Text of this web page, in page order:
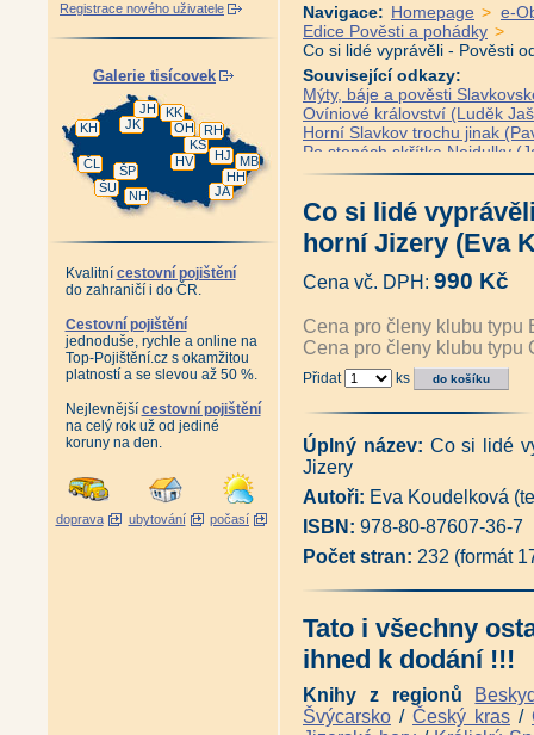
Registrace nového uživatele
Galerie tisícovek
JA
HH
MB
HJ
HV
NH
KS
RH
ŠP
ŠU
OH
JK
KK
ČL
JH
KH
Kvalitní cestovní pojištění
do zahraničí i do ČR.
Cestovní pojištění
jednoduše, rychle a online na
Top-Pojištění.cz s okamžitou
platností a se slevou až 50 %.
Nejlevnější cestovní pojištění
na celý rok už od jediné
koruny na den.
doprava ubytování počasí
Navigace: Homepage > e-
Edice Pověsti a pohádky >
Co si lidé vyprávěli - Pověsti
Související odkazy:
Mýty, báje a pověsti
Ovíniové království (Luděk
Horní Slavkov trochu jinak
Po stopách skřítka Nejdulky
Pověsti Kraslicka (Václav
Pověsti z kraje pod Vladařem
Památky Karlovarského
Kadaňsko - Kraj
Houbařův sen - Pohádky
Krakonoš a pohádky z hor
Antikvariát - Krakonošovo
Krkonošské pohádky (Marie
Jak Krakonoš s
Strašidla a čarování v
Krkonošské poudačky
Krkonošské koření (František
Krakonošoviny (Klára
Moje knížka o Krakonošovi
Antikvariát - Pověsti jílovské
Antikvariát - Čerti na Ještědu
Antikvariát - O pokladech a
Příběhy z Orlických hor v
Vůz hrůzy, smrti - Strašidelné
Pověsti a Báje z Pardubicka
Báje, mýty a pověsti (Jiří
Pověsti Lužických hor - díl 1.
Pověsti Lužických hor - díl 2.
Antikvariát - Pověsti českých
Co si lidé
horní Jizery (Eva
Cena vč. DPH: 990 Kč
Cena pro členy klubu typu
Cena pro členy klubu typu
Přidat ks
Úplný název: Co si lidé
Jizery
Autoři: Eva Koudelková
ISBN: 978-80-87607-36-7
Počet stran: 232 (formát
Tato i všechny
ihned k dodání !!!
Knihy z regionů
Švýcarsko / Český kras /